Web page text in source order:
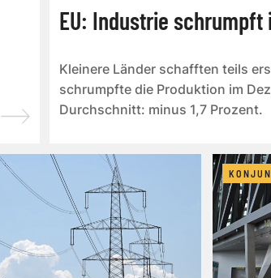
EU: Industrie
Kleinere Länder schafften teils
schrumpfte die Produktion im
Durchschnitt: minus 1,7 Prozent.